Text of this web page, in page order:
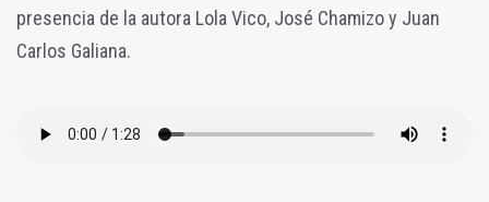
presencia de la autora Lola Vico, José Chamizo y Juan
Carlos Galiana.